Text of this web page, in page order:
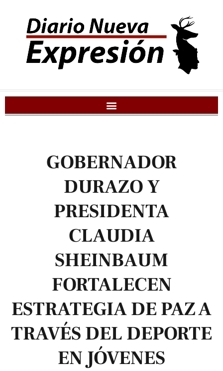
GOBERNADOR
DURAZO Y
PRESIDENTA
CLAUDIA
SHEINBAUM
FORTALECEN
ESTRATEGIA DE PAZ A
TRAVÉS DEL DEPORTE
EN JÓVENES